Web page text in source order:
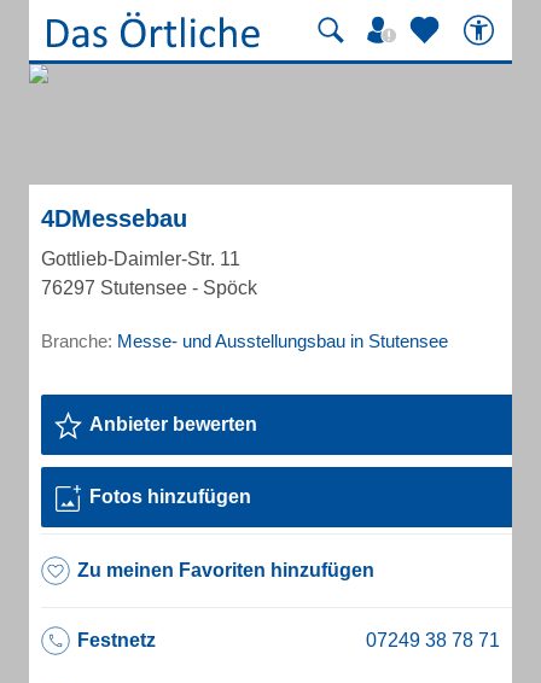
4DMessebau
Gottlieb-Daimler-Str. 11
76297 Stutensee - Spöck
Branche: Messe- und Ausstellungsbau in Stutensee
Anbieter bewerten
Fotos hinzufügen
Zu meinen Favoriten hinzufügen
Festnetz